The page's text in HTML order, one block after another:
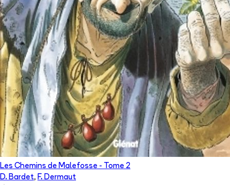
Les Chemins de Malefosse - Tome 2
D. Bardet, F. Dermaut